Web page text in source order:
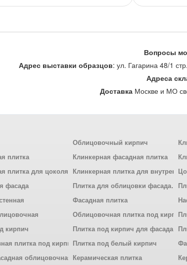
Вопросы
Адрес выставки образцов: ул. Гагарина 48/1
Адреса
Доставка Москве и МО
Облицовочный кирпич
плитка
Клинкерная фасадная плитка
плитка для цоколя Клинкерная плитка для
фасада
Плитка для облицовки фасада
Фасадная плитка
Облицовочная плитка под кирпич
кирпич
Плитка под кирпич для фасада
плитка под кирпичПлитка под белый кирпич
облицовочная Керамическая плитка